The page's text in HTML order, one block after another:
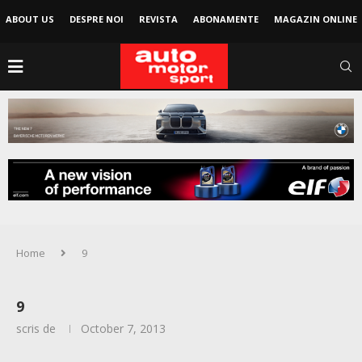
ABOUT US DESPRE NOI REVISTA ABONAMENTE MAGAZIN ONLINE
Home 9
9
scris de October 7, 2013